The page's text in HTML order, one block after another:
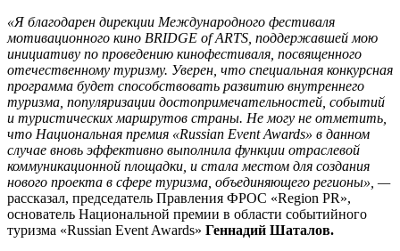
«Я благодарен дирекции Международного фестиваля
мотивационного кино BRIDGE of ARTS, поддержавшей мою
инициативу по проведению кинофестиваля, посвященного
отечественному туризму. Уверен, что специальная конкурсная
программа будет способствовать развитию внутреннего
туризма, популяризации достопримечательностей, событий
и туристических маршрутов страны. Не могу не отметить,
что Национальная премия «Russian Event Awards» в данном
случае вновь эффективно выполнила функции отраслевой
коммуникационной площадки, и стала местом для создания
нового проекта в сфере туризма, объединяющего регионы», —
рассказал, председатель Правления ФРОС «Region PR»,
основатель Национальной премии в области событийного
туризма «Russian Event Awards» Геннадий Шаталов.